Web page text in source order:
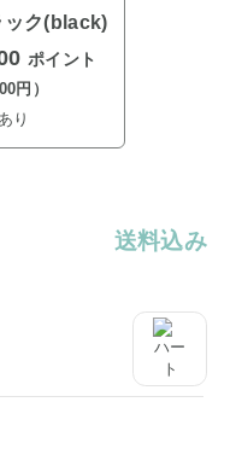
ック(black)
ポイント
円）
り
送料込み